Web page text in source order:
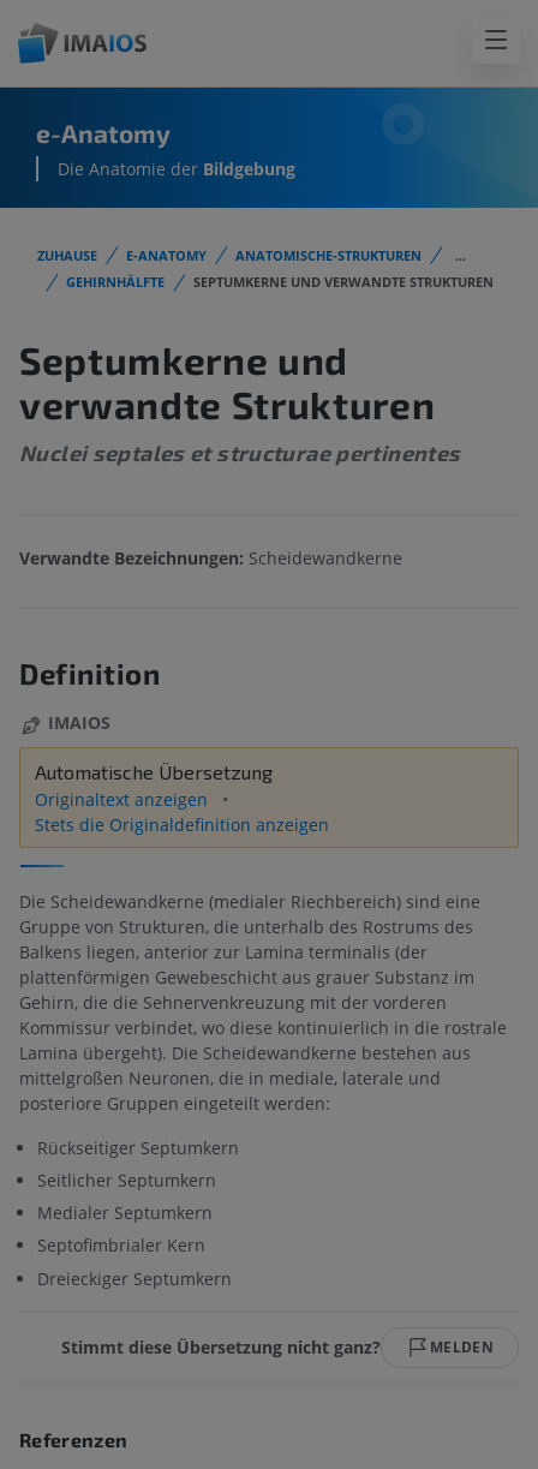
e-Anatomy
Die Anatomie der Bildgebung
ZUHAUSE E-ANATOMY ANATOMISCHE-STRUKTUREN
...
GEHIRNHÄLFTE
SEPTUMKERNE UND VERWANDTE STRUKTUREN
Septumkerne und
verwandte Strukturen
Nuclei septales et structurae pertinentes
Verwandte Bezeichnungen: Scheidewandkerne
Definition
IMAIOS
Automatische Übersetzung
Originaltext anzeigen
Stets die Originaldefinition anzeigen
Die Scheidewandkerne (medialer Riechbereich) sind eine
Gruppe von Strukturen, die unterhalb des Rostrums des
Balkens liegen, anterior zur Lamina terminalis (der
plattenförmigen Gewebeschicht aus grauer Substanz im
Gehirn, die die Sehnervenkreuzung mit der vorderen
Kommissur verbindet, wo diese kontinuierlich in die rostrale
Lamina übergeht). Die Scheidewandkerne bestehen aus
mittelgroßen Neuronen, die in mediale, laterale und
posteriore Gruppen eingeteilt werden:
Rückseitiger Septumkern
Seitlicher Septumkern
Medialer Septumkern
Septofimbrialer Kern
Dreieckiger Septumkern
Stimmt diese Übersetzung nicht ganz? MELDEN
Referenzen